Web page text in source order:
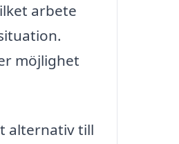
arbete
möjlighet
alternativ till